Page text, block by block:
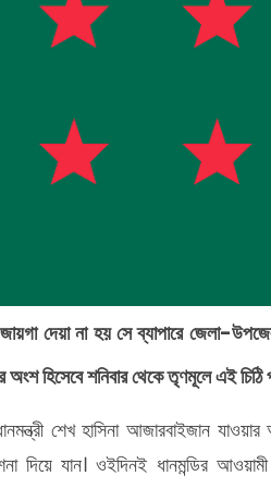
আসছেন
দেয়া না হয় সে ব্যাপারে জেলা-
হিসেবে শনিবার থেকে তৃণমূলে এই
শেখ হাসিনা আজারবাইজান
দিয়ে যান। ওইদিনই ধানমন্ডির